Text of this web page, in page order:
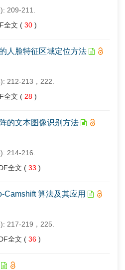
209-211.
全文 ( 30 )
人脸特征区域定位方法
212-213，222.
全文 ( 28 )
的文本图像识别方法
214-216.
全文 ( 33 )
Camshift 算法及其应用
217-219，225.
全文 ( 36 )